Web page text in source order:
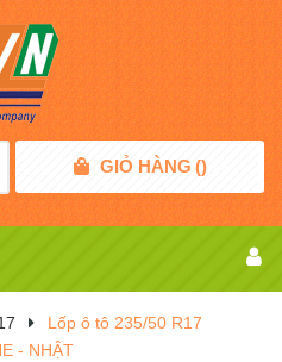
GIỎ HÀNG ()
Lốp ô tô 235/50 R17
- NHẬT